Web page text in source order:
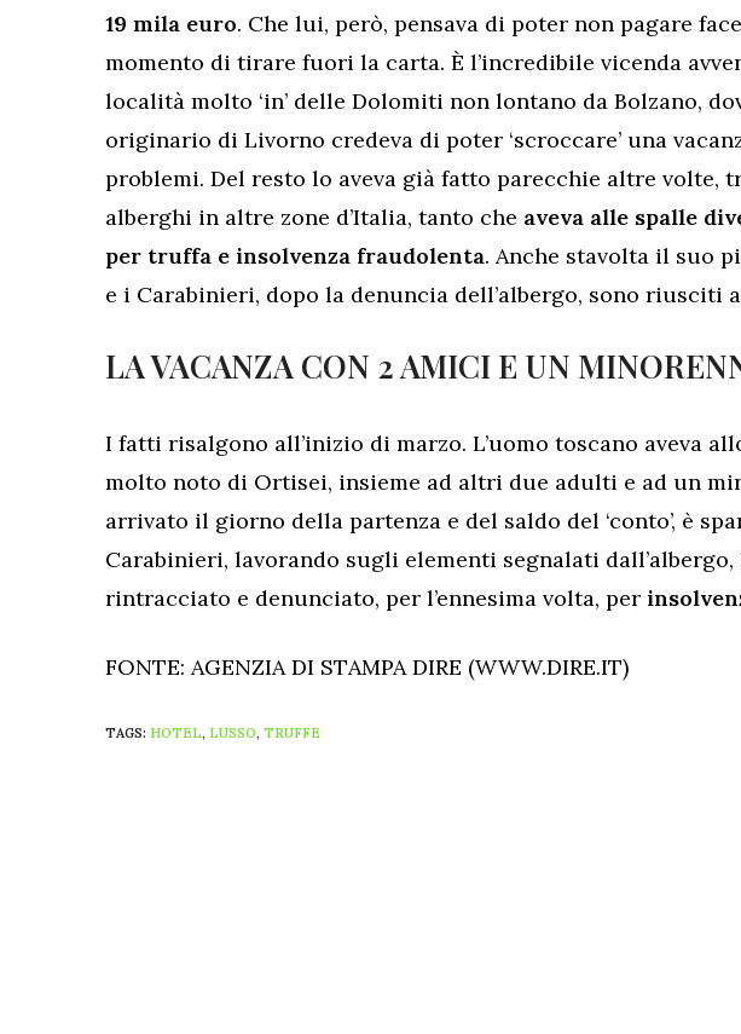
19 mila euro. Che lui, però, pensava di poter non pagare
momento di tirare fuori la carta. È l’incredibile vicenda
località molto ‘in’ delle Dolomiti non lontano da Bolzano,
originario di Livorno credeva di poter ‘scroccare’ una
problemi. Del resto lo aveva già fatto parecchie altre volte,
alberghi in altre zone d’Italia, tanto che aveva alle spalle
per truffa e insolvenza fraudolenta. Anche stavolta il suo
e i Carabinieri, dopo la denuncia dell’albergo, sono riusciti
LA VACANZA CON 2 AMICI E UN
I fatti risalgono all’inizio di marzo. L’uomo toscano aveva
molto noto di Ortisei, insieme ad altri due adulti e ad un
arrivato il giorno della partenza e del saldo del ‘conto’, è
Carabinieri, lavorando sugli elementi segnalati dall’albergo,
rintracciato e denunciato, per l’ennesima volta, per
FONTE: AGENZIA DI STAMPA DIRE (WWW.DIRE.IT)
TAGS: HOTEL, LUSSO, TRUFFE